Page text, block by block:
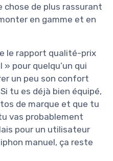
chose de plus rassurant
en gamme et en
le rapport qualité-prix
pour quelqu’un qui
un peu son confort
tu es déjà bien équipé,
de marque et que tu
vas probablement
pour un utilisateur
manuel, ça reste